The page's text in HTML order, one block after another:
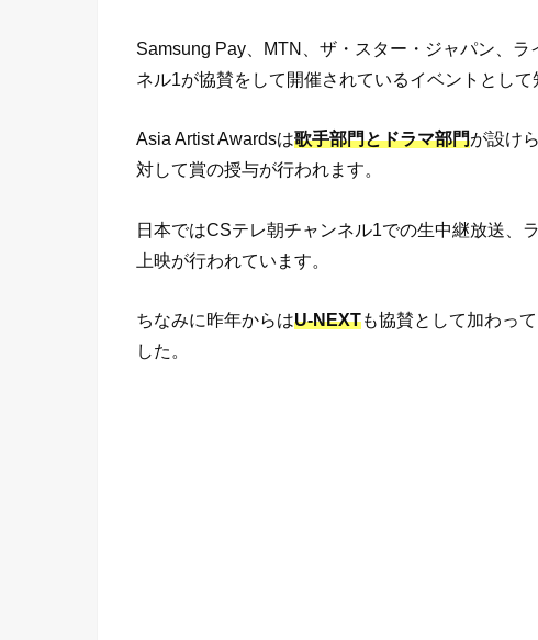
Samsung Pay、MTN、ザ・スター・ジャパン、
ネル1が協賛をして開催されているイベントとして
Asia Artist Awardsは歌手部門とドラマ部門が設け
対して賞の授与が行われます。
日本ではCSテレ朝チャンネル1での生中継放送、
上映が行われています。
ちなみに昨年からはU-NEXTも協賛として加わって
した。